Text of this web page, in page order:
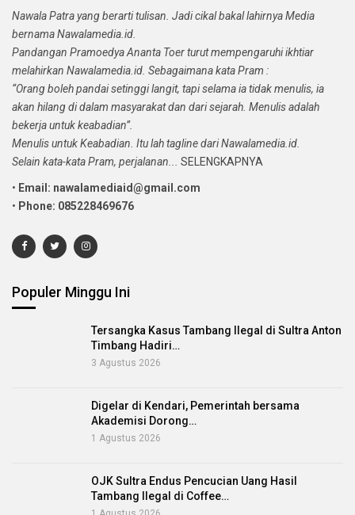
Nawala Patra yang berarti tulisan. Jadi cikal bakal lahirnya Media
bernama Nawalamedia.id.
Pandangan Pramoedya Ananta Toer turut mempengaruhi ikhtiar
melahirkan Nawalamedia.id. Sebagaimana kata Pram :
“Orang boleh pandai setinggi langit, tapi selama ia tidak menulis, ia
akan hilang di dalam masyarakat dan dari sejarah. Menulis adalah
bekerja untuk keabadian”.
Menulis untuk Keabadian. Itu lah tagline dari Nawalamedia.id.
Selain kata-kata Pram, perjalanan...
SELENGKAPNYA
• Email: nawalamediaid@gmail.com
• Phone: 085228469676
Populer Minggu Ini
Tersangka Kasus Tambang Ilegal di Sultra Anton
Timbang Hadiri…
3 Agustus 2026
Digelar di Kendari, Pemerintah bersama
Akademisi Dorong…
1 Agustus 2026
OJK Sultra Endus Pencucian Uang Hasil
Tambang Ilegal di Coffee…